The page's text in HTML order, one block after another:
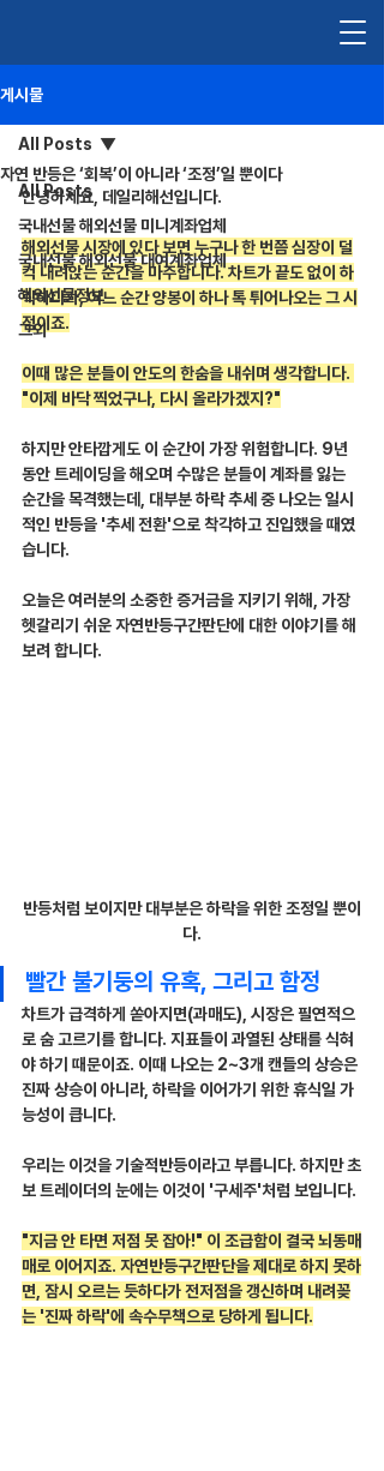
게시물
All Posts
국내선물 해외선물 미니계좌업체
국내선물 해외선물 대여계좌업체
해외선물정보
그외
All Posts
자연 반등은 ‘회복’이 아니라 ‘조정’일 뿐이다
안녕하세요, 데일리해선입니다.
해외선물 시장에 있다 보면 누구나 한 번쯤 심장이 덜
컥 내려앉는 순간을 마주합니다. 차트가 끝도 없이 하
락하다가, 어느 순간 양봉이 하나 톡 튀어나오는 그 시
점이죠.
이때 많은 분들이 안도의 한숨을 내쉬며 생각합니다.
"이제 바닥 찍었구나, 다시 올라가겠지?"
하지만 안타깝게도 이 순간이 가장 위험합니다. 9년
동안 트레이딩을 해오며 수많은 분들이 계좌를 잃는
순간을 목격했는데, 대부분 하락 추세 중 나오는 일시
적인 반등을 '추세 전환'으로 착각하고 진입했을 때였
습니다.
오늘은 여러분의 소중한 증거금을 지키기 위해, 가장
헷갈리기 쉬운 자연반등구간판단에 대한 이야기를 해
보려 합니다.
반등처럼 보이지만 대부분은 하락을 위한 조정일 뿐이
다.
빨간 불기둥의 유혹, 그리고 함정
차트가 급격하게 쏟아지면(과매도), 시장은 필연적으
로 숨 고르기를 합니다. 지표들이 과열된 상태를 식혀
야 하기 때문이죠. 이때 나오는 2~3개 캔들의 상승은
진짜 상승이 아니라, 하락을 이어가기 위한 휴식일 가
능성이 큽니다.
우리는 이것을 기술적반등이라고 부릅니다. 하지만 초
보 트레이더의 눈에는 이것이 '구세주'처럼 보입니다.
"지금 안 타면 저점 못 잡아!" 이 조급함이 결국 뇌동매
매로 이어지죠. 자연반등구간판단을 제대로 하지 못하
면, 잠시 오르는 듯하다가 전저점을 갱신하며 내려꽂
는 '진짜 하락'에 속수무책으로 당하게 됩니다.